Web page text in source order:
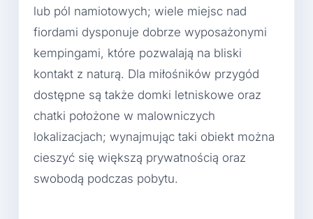
lub pól namiotowych; wiele miejsc nad
fiordami dysponuje dobrze wyposażonymi
kempingami, które pozwalają na bliski
kontakt z naturą. Dla miłośników przygód
dostępne są także domki letniskowe oraz
chatki położone w malowniczych
lokalizacjach; wynajmując taki obiekt można
cieszyć się większą prywatnością oraz
swobodą podczas pobytu.